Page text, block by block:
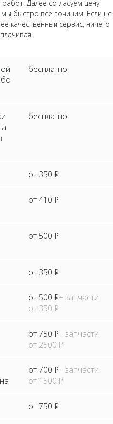
Далее согласуем цену
быстро всё починим. Если не
качественный сервис, ничего
бесплатно
бесплатно
от 350 Р
от 410 Р
от 500 Р
от 350 Р
от 500 Р+ запчасти
от 350 Р
от 750 Р+ запчасти
от 2500 Р
от 700 Р+ запчасти
от 1500 Р
от 750 Р